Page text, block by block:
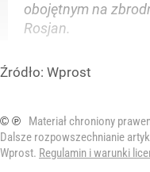
obojętnym na
Rosjan.
Źródło: Wprost
© ℗
Materiał chroniony
Dalsze rozpowszechnianie
Wprost. Regulamin i warunki